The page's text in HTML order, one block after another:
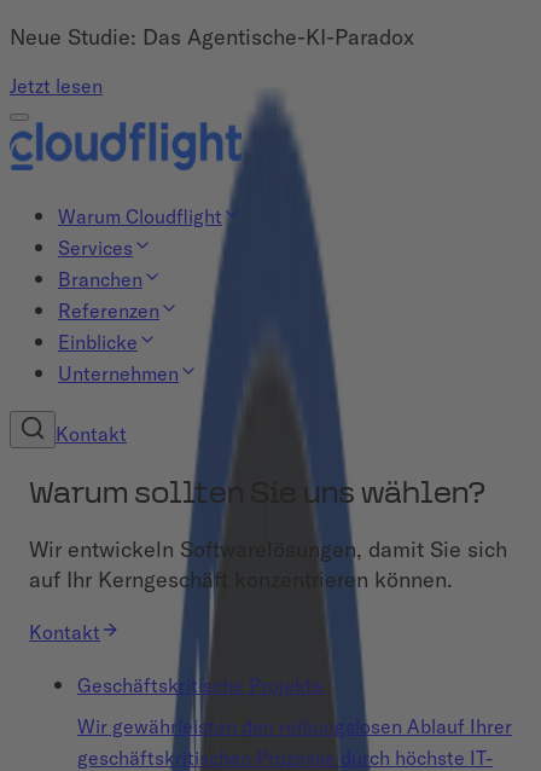
Neue Studie: Das Agentische-KI-Paradox
Jetzt lesen
Warum Cloudflight
Services
Branchen
Referenzen
Einblicke
Unternehmen
Kontakt
Warum sollten Sie uns wählen?
Wir entwickeln Softwarelösungen, damit Sie sich
auf Ihr Kerngeschäft konzentrieren können.
Kontakt
Geschäftskritische Projekte
Wir gewährleisten den reibungslosen Ablauf Ihrer
geschäftskritischen Prozesse durch höchste IT-